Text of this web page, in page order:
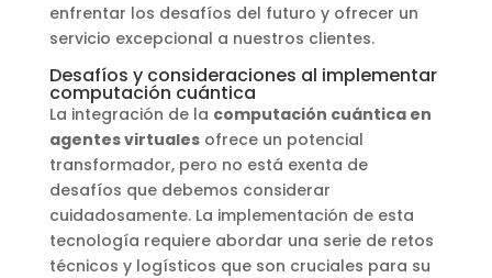
enfrentar los desafíos del futuro y ofrecer un
servicio excepcional a nuestros clientes.
Desafíos y consideraciones al implementar
computación cuántica
La integración de la computación cuántica en
agentes virtualesofrece un potencial
transformador, pero no está exenta de
desafíos que debemos considerar
cuidadosamente. La implementación de esta
tecnología requiere abordar una serie de retos
técnicos y logísticos que son cruciales para su